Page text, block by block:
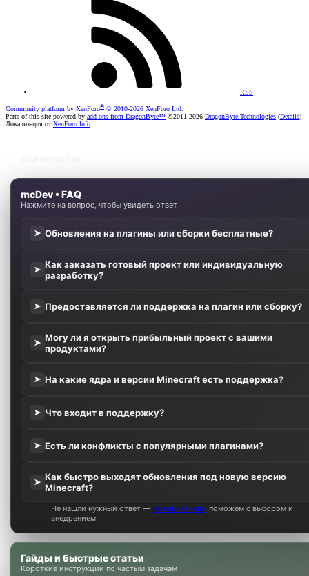
RSS
Community platform by XenForo® © 2010-2026 XenForo Ltd.
Parts of this site powered by add-ons from DragonByte™ ©2011-2026 DragonByte Technologies (Details)
Локализация отXenForo.Info
mcDev • FAQ
Нажмите на вопрос, чтобы увидеть ответ
➤ Обновления на плагины или сборки бесплатные?
➤ Как заказать готовый проект или индивидуальную
разработку?
➤ Предоставляется ли поддержка на плагин или сборку?
➤ Могу ли я открыть прибыльный проект с вашими
продуктами?
➤ На какие ядра и версии Minecraft есть поддержка?
➤ Что входит в поддержку?
➤ Есть ли конфликты с популярными плагинами?
➤ Как быстро выходят обновления под новую версию
Minecraft?
Не нашли нужный ответ —напишите нам , поможем с выбором и
внедрением.
Гайды и быстрые статьи
Короткие инструкции по частым задачам